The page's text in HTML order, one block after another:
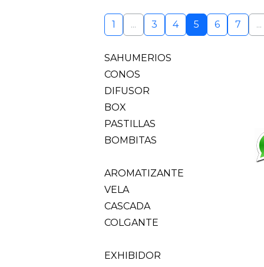
1 ... 3 4 5 6 7 ...
SAHUMERIOS
CONOS
DIFUSOR
BOX
PASTILLAS
BOMBITAS
AROMATIZANTE
VELA
CASCADA
COLGANTE
EXHIBIDOR